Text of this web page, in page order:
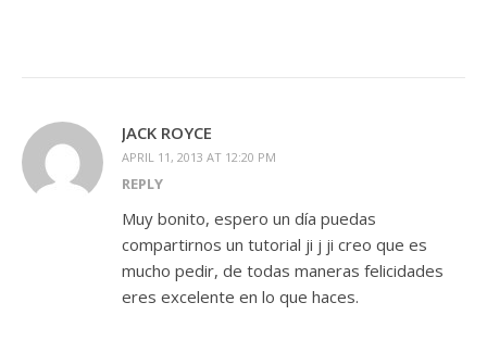
JACK ROYCE
APRIL 11, 2013 AT 12:20 PM
REPLY
Muy bonito, espero un día puedas
compartirnos un tutorial ji j ji creo que es
mucho pedir, de todas maneras felicidades
eres excelente en lo que haces.